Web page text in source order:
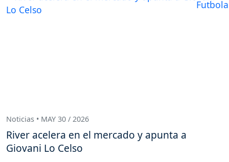
Noticias • MAY 30 / 2026
River acelera en el mercado y apunta a
Giovani Lo Celso